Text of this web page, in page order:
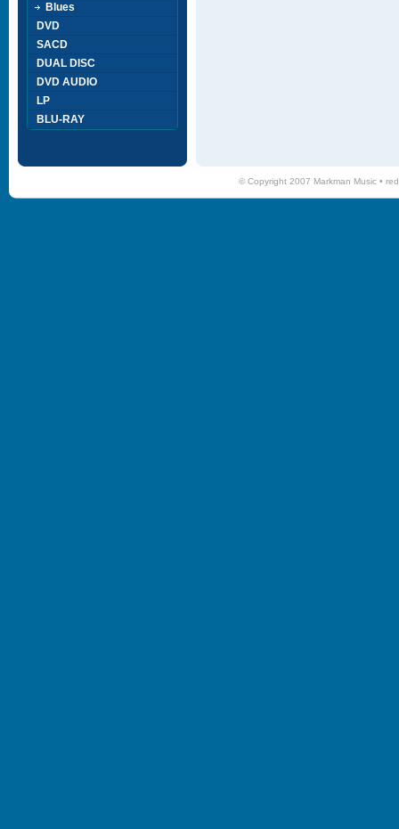
Blues
DVD
SACD
DUAL DISC
DVD AUDIO
LP
BLU-RAY
© Copyright 2007 Markman Music •